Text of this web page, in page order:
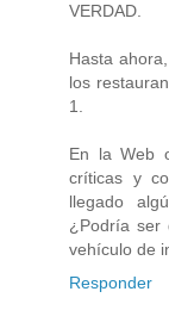
VERDAD.
Hasta
los
1.
En la Web
críticas y
llegado
¿Podría ser
vehículo de
Responder